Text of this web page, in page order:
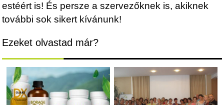
estéért is! És persze a szervezőknek is, akiknek
további sok sikert kívánunk!
Ezeket olvastad már?